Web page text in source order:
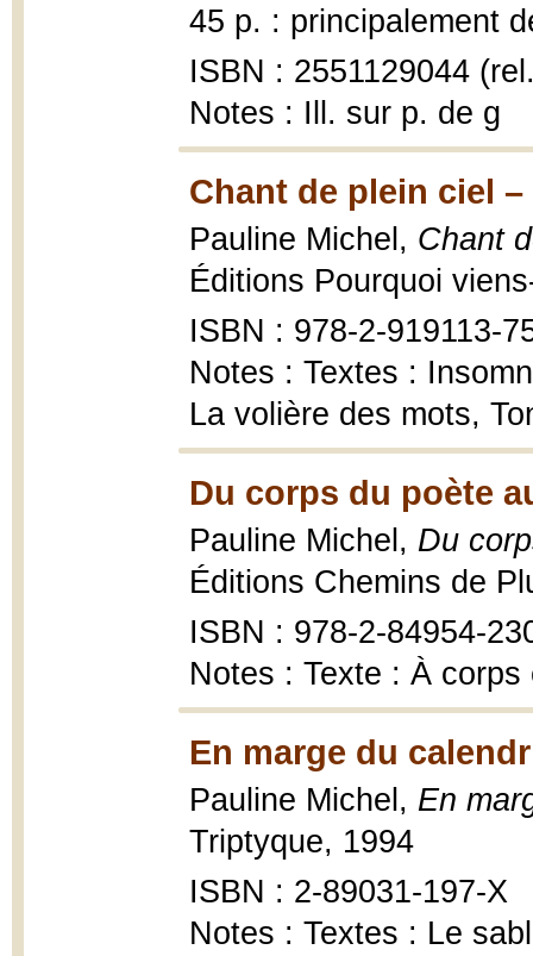
45 p. : principalement
ISBN : 2551129044
Notes : Ill. sur p. de g
Chant de plein ciel
Pauline Michel, Chant
Éditions Pourquoi
ISBN : 978-2-919113-
Notes : Textes :
La volière des mots,
Du corps du poète
Pauline Michel, Du
Éditions Chemins de
ISBN : 978-2-84954-
Notes : Texte : À corps
En marge du
Pauline Michel, En
Triptyque, 1994
ISBN : 2-89031-197-X
Notes : Textes : Le